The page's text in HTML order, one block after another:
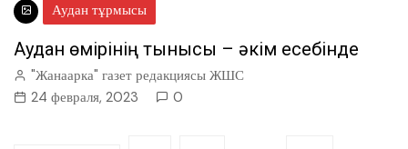
Аудан тұрмысы
Аудан өмірінің тынысы – әкім есебінде
"Жанаарка" газет редакциясы ЖШС
24 февраля, 2023
0